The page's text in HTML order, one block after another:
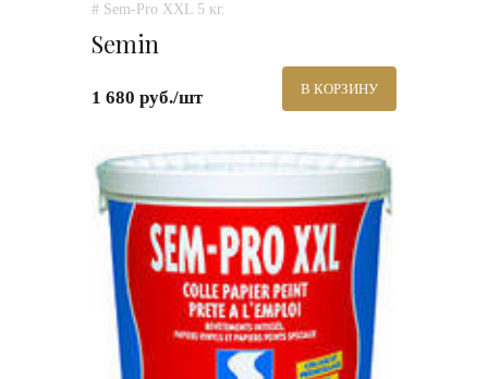
# Sem-Pro XXL 5 кг.
Semin
1 680 руб./шт В КОРЗИНУ